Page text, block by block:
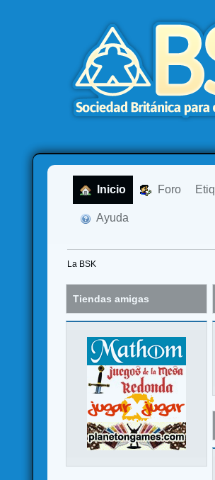
Inicio Foro
Ayuda
La BSK
Tiendas amigas